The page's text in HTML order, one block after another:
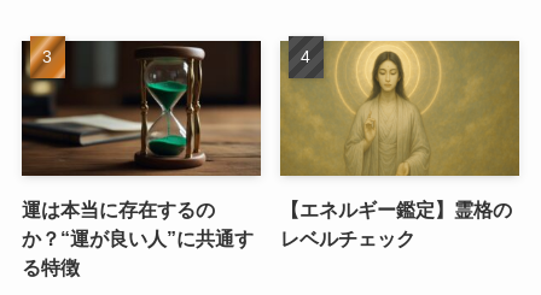
運は本当に存在するの
か？“運が良い人”に共通す
る特徴
【エネルギー鑑定】霊格の
レベルチェック